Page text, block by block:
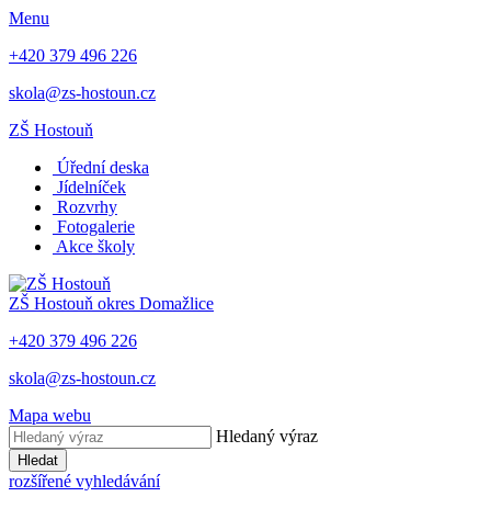
Menu
+420 379 496 226
skola@zs-hostoun.cz
ZŠ Hostouň
Úřední deska
Jídelníček
Rozvrhy
Fotogalerie
Akce školy
ZŠ Hostouň okres Domažlice
+420 379 496 226
skola@zs-hostoun.cz
Mapa webu
Hledaný výraz
Hledat
rozšířené vyhledávání